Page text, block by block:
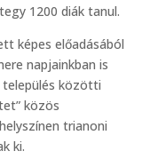
1200 diák tanul.
képes előadásából
napjainkban is
közötti
közös
trianoni
ki.